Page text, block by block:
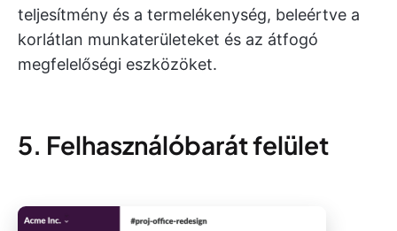
teljesítmény és a termelékenység, beleértve a
korlátlan munkaterületeket és az átfogó
megfelelőségi eszközöket.
5. Felhasználóbarát felület